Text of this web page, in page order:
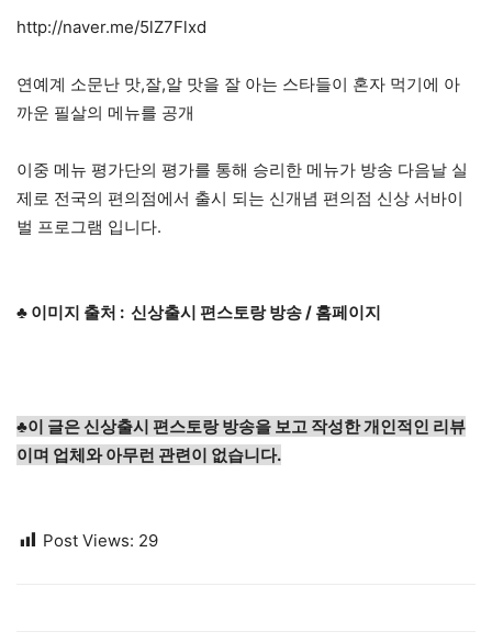
http://naver.me/5lZ7Flxd
연예계 소문난 맛,잘,알 맛을 잘 아는 스타들이 혼자 먹기에 아
까운 필살의 메뉴를 공개
이중 메뉴 평가단의 평가를 통해 승리한 메뉴가 방송 다음날 실
제로 전국의 편의점에서 출시 되는 신개념 편의점 신상 서바이
벌 프로그램 입니다.
♣ 이미지 출처 : 신상출시 편스토랑 방송 / 홈페이지
♣이 글은 신상출시 편스토랑 방송을 보고 작성한 개인적인 리뷰
이며 업체와 아무런 관련이 없습니다.
Post Views: 29